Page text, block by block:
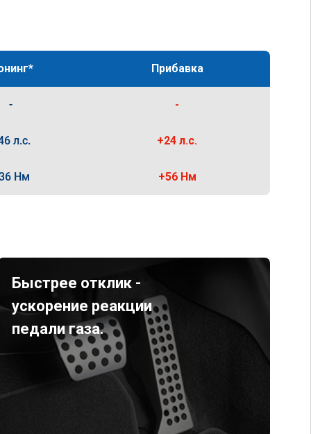
Прибавка
- -
л.с. +24 л.с.
Нм +56 Нм
Быстрее отклик -
ускорение реакции
педали газа.